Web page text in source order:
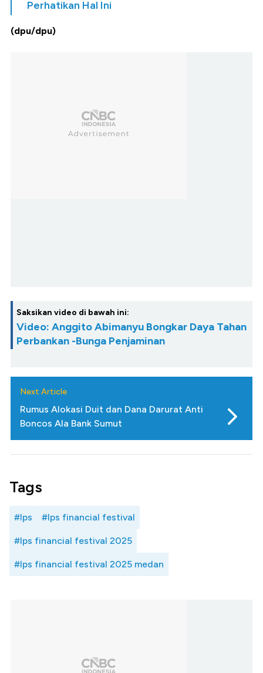
Perhatikan Hal Ini
(dpu/dpu)
Saksikan video di bawah ini:
Video: Anggito Abimanyu Bongkar Daya Tahan
Perbankan -Bunga Penjaminan
Next Article
Rumus Alokasi Duit dan Dana Darurat Anti
Boncos Ala Bank Sumut
Tags
#lps #lps financial festival
#lps financial festival 2025
#lps financial festival 2025 medan